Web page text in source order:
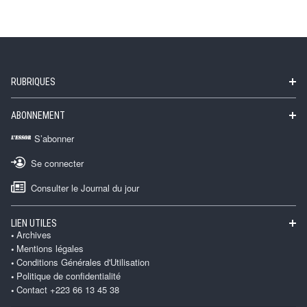
RUBRIQUES
ABONNEMENT
S’abonner
Se connecter
Consulter le Journal du jour
LIEN UTILES
Archives
Mentions légales
Conditions Générales d'Utilisation
Politique de confidentialité
Contact +223 66 13 45 38